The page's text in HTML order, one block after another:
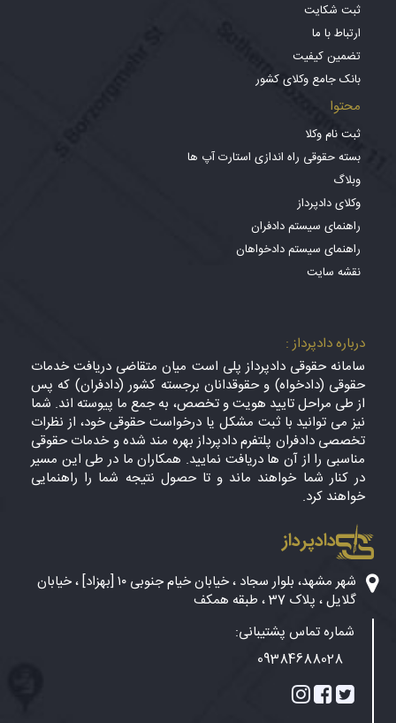
ثبت شکایت
ارتباط با ما
تضمین کیفیت
بانک جامع وکلای کشور
محتوا
ثبت نام وکلا
بسته حقوقی راه اندازی استارت آپ ها
وبلاگ
وکلای دادپرداز
راهنمای سیستم دادفران
راهنمای سیستم دادخواهان
نقشه سایت
درباره دادپرداز :
سامانه حقوقی دادپرداز پلی است میان متقاضی دریافت خدمات
حقوقی (دادخواه) و حقوقدانان برجسته کشور (دادفران) که پس
از طی مراحل تایید هویت و تخصص، به جمع ما پیوسته اند. شما
نیز می توانید با ثبت مشکل یا درخواست حقوقی خود، از نظرات
تخصصی دادفران پلتفرم دادپرداز بهره مند شده و خدمات حقوقی
مناسبی را از آن ها دریافت نمایید. همکاران ما در طی این مسیر
در کنار شما خواهند ماند و تا حصول نتیجه شما را راهنمایی
خواهند کرد.
دادپرداز
شهر مشهد، بلوار سجاد ، خیابان خیام جنوبی ۱۰ [بهزاد] ، خیابان
گلایل ، پلاک 37 ، طبقه همکف
شماره تماس پشتیبانی:
09384688028